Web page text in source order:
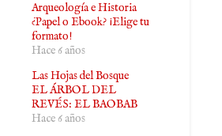
Arqueología e Historia
¿Papel o Ebook? ¡Elige tu
formato!
Hace 6 años
Las Hojas del Bosque
EL ÁRBOL DEL
REVÉS: EL BAOBAB
Hace 6 años